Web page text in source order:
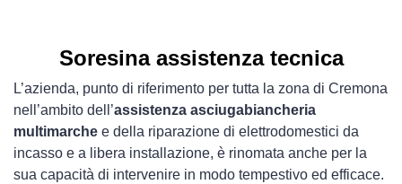
Soresina assistenza tecnica
L’azienda, punto di riferimento per tutta la zona di Cremona
nell’ambito dell’assistenza asciugabiancheria
multimarche e della riparazione di elettrodomestici da
incasso e a libera installazione, è rinomata anche per la
sua capacità di intervenire in modo tempestivo ed efficace.